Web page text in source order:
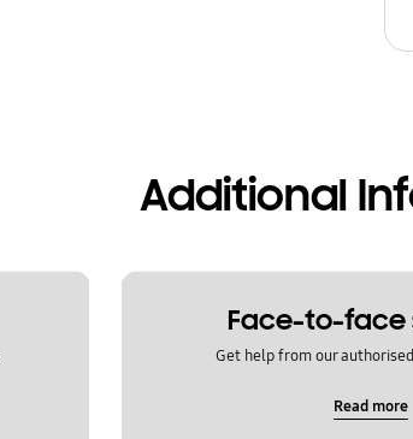
Additional
Face-to-face
Get help from our
Read more